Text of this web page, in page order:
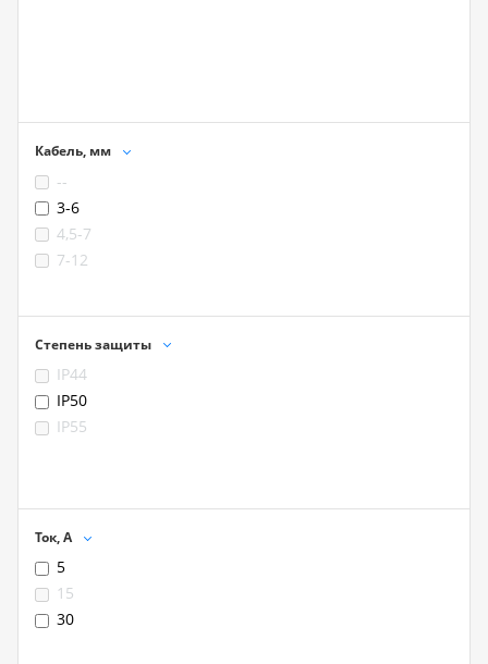
Кабель, мм
--
3-6
4,5-7
7-12
Степень защиты
IP44
IP50
IP55
Ток, А
5
15
30